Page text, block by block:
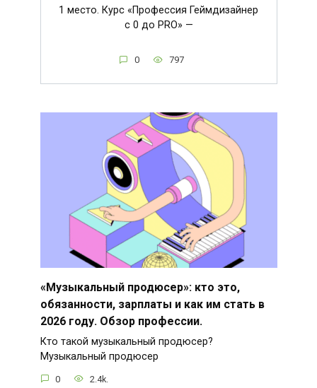
1 место. Курс «Профессия Геймдизайнер
с 0 до PRO» —
0 797
«Музыкальный продюсер»: кто это,
обязанности, зарплаты и как им стать в
2026 году. Обзор профессии.
Кто такой музыкальный продюсер?
Музыкальный продюсер
0 2.4k.